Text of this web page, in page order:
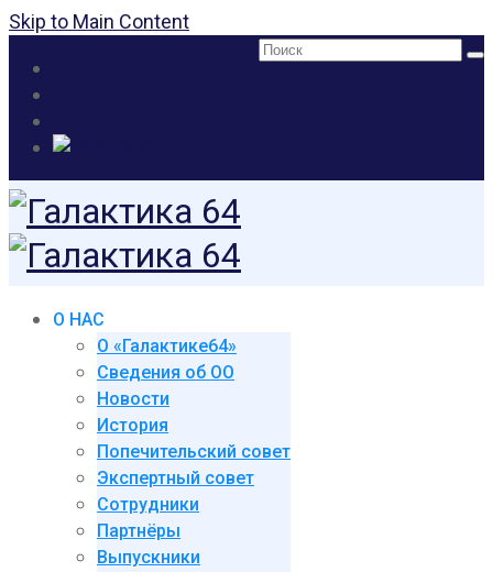
Skip to Main Content
Поиск:
О НАС
О «Галактике64»
Сведения об ОО
Новости
История
Попечительский совет
Экспертный совет
Сотрудники
Партнёры
Выпускники